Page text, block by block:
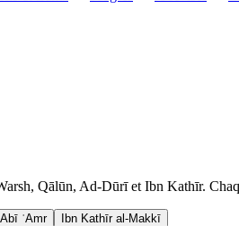
Qālūn, Ad-Dūrī et Ibn Kathīr.
ʿAmr Ibn Kathīr al-Makkī